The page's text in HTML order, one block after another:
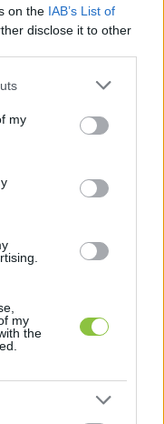
on the IAB’s List of
disclose it to other
one or more Google
You may click to
third-party tags to
in below Google
my
my
the
lehet
is.
szén-
nagyon
szabadna
szempontokkal